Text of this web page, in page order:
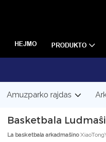
HEJMO PRODUKTO
Amuzparko rajdas
Basketbala
La basketbala arkadmaŝino